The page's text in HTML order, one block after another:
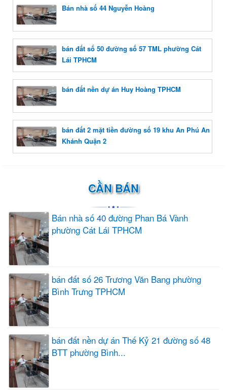
Bán nhà số 44 Nguyễn Hoàng
bán đất số 50 đường số 57 TML phường Cát
Lái TPHCM
bán đất nền dự án Huy Hoàng TPHCM
bán đất 2 mặt tiền đường số 19 khu An Phú An
Khánh Quận 2
CẦN BÁN
Bán nhà số 40 đường Phan Bá Vành
phường Cát Lái TPHCM
bán đất số 26 Trương Văn Bang phường
Bình Trưng TPHCM
bán đất nền dự án Thế Kỷ 21 đường số 48
BTT phường Bình...